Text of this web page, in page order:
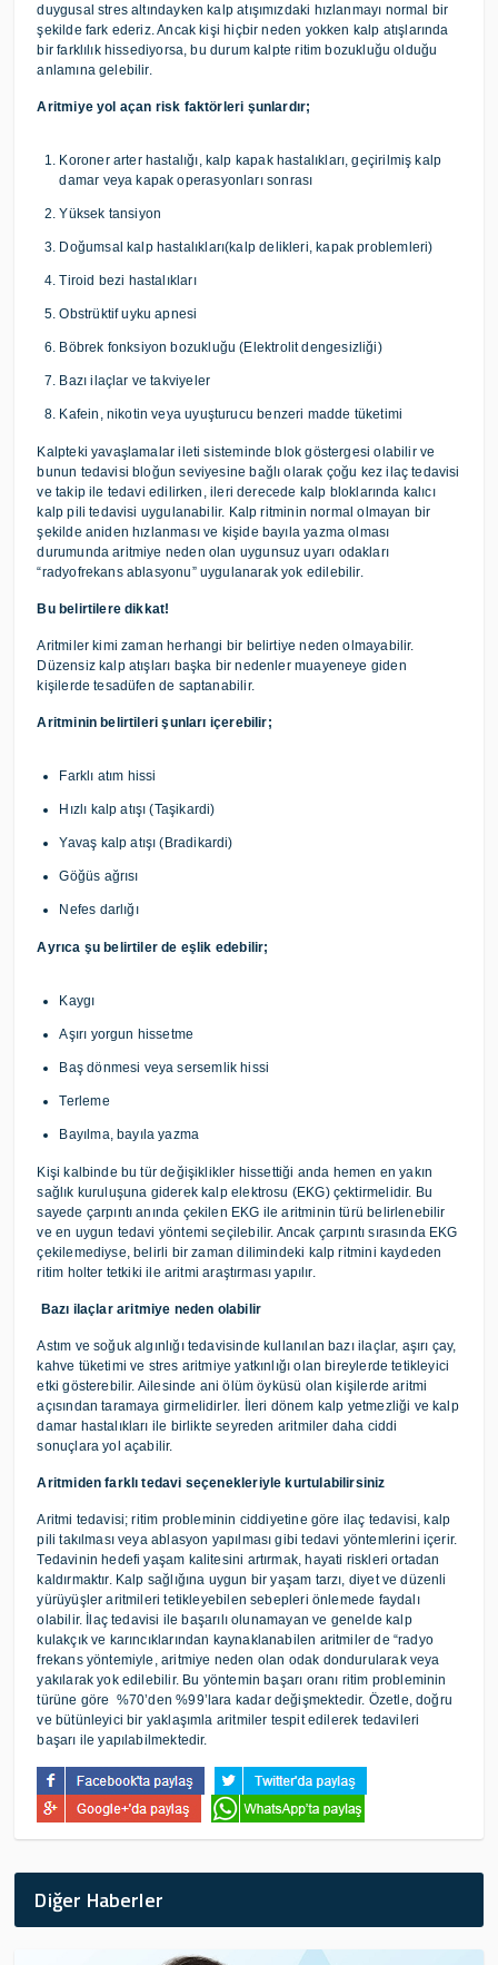
duygusal stres altındayken kalp atışımızdaki hızlanmayı normal bir
şekilde fark ederiz. Ancak kişi hiçbir neden yokken kalp atışlarında
bir farklılık hissediyorsa, bu durum kalpte ritim bozukluğu olduğu
anlamına gelebilir.
Aritmiye yol açan risk faktörleri şunlardır;
Koroner arter hastalığı, kalp kapak hastalıkları, geçirilmiş kalp
damar veya kapak operasyonları sonrası
Yüksek tansiyon
Doğumsal kalp hastalıkları(kalp delikleri, kapak problemleri)
Tiroid bezi hastalıkları
Obstrüktif uyku apnesi
Böbrek fonksiyon bozukluğu (Elektrolit dengesizliği)
Bazı ilaçlar ve takviyeler
Kafein, nikotin veya uyuşturucu benzeri madde tüketimi
Kalpteki yavaşlamalar ileti sisteminde blok göstergesi olabilir ve
bunun tedavisi bloğun seviyesine bağlı olarak çoğu kez ilaç tedavisi
ve takip ile tedavi edilirken, ileri derecede kalp bloklarında kalıcı
kalp pili tedavisi uygulanabilir. Kalp ritminin normal olmayan bir
şekilde aniden hızlanması ve kişide bayıla yazma olması
durumunda aritmiye neden olan uygunsuz uyarı odakları
“radyofrekans ablasyonu” uygulanarak yok edilebilir.
Bu belirtilere dikkat!
Aritmiler kimi zaman herhangi bir belirtiye neden olmayabilir.
Düzensiz kalp atışları başka bir nedenler muayeneye giden
kişilerde tesadüfen de saptanabilir.
Aritminin belirtileri şunları içerebilir;
Farklı atım hissi
Hızlı kalp atışı (Taşikardi)
Yavaş kalp atışı (Bradikardi)
Göğüs ağrısı
Nefes darlığı
Ayrıca şu belirtiler de eşlik edebilir;
Kaygı
Aşırı yorgun hissetme
Baş dönmesi veya sersemlik hissi
Terleme
Bayılma, bayıla yazma
Kişi kalbinde bu tür değişiklikler hissettiği anda hemen en yakın
sağlık kuruluşuna giderek kalp elektrosu (EKG) çektirmelidir. Bu
sayede çarpıntı anında çekilen EKG ile aritminin türü belirlenebilir
ve en uygun tedavi yöntemi seçilebilir. Ancak çarpıntı sırasında EKG
çekilemediyse, belirli bir zaman dilimindeki kalp ritmini kaydeden
ritim holter tetkiki ile aritmi araştırması yapılır.
Bazı ilaçlar aritmiye neden olabilir
Astım ve soğuk algınlığı tedavisinde kullanılan bazı ilaçlar, aşırı çay,
kahve tüketimi ve stres aritmiye yatkınlığı olan bireylerde tetikleyici
etki gösterebilir. Ailesinde ani ölüm öyküsü olan kişilerde aritmi
açısından taramaya girmelidirler. İleri dönem kalp yetmezliği ve kalp
damar hastalıkları ile birlikte seyreden aritmiler daha ciddi
sonuçlara yol açabilir.
Aritmiden farklı tedavi seçenekleriyle kurtulabilirsiniz
Aritmi tedavisi; ritim probleminin ciddiyetine göre ilaç tedavisi, kalp
pili takılması veya ablasyon yapılması gibi tedavi yöntemlerini içerir.
Tedavinin hedefi yaşam kalitesini artırmak, hayati riskleri ortadan
kaldırmaktır. Kalp sağlığına uygun bir yaşam tarzı, diyet ve düzenli
yürüyüşler aritmileri tetikleyebilen sebepleri önlemede faydalı
olabilir. İlaç tedavisi ile başarılı olunamayan ve genelde kalp
kulakçık ve karıncıklarından kaynaklanabilen aritmiler de “radyo
frekans yöntemiyle, aritmiye neden olan odak dondurularak veya
yakılarak yok edilebilir. Bu yöntemin başarı oranı ritim probleminin
türüne göre %70’den %99’lara kadar değişmektedir. Özetle, doğru
ve bütünleyici bir yaklaşımla aritmiler tespit edilerek tedavileri
başarı ile yapılabilmektedir.
Diğer Haberler